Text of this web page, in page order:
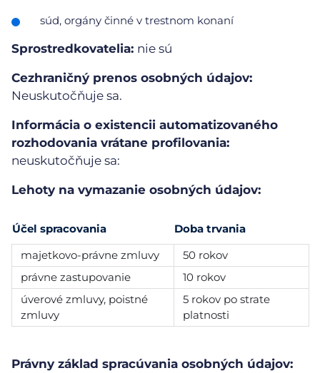
súd, orgány činné v trestnom konaní
Sprostredkovatelia: nie sú
Cezhraničný prenos osobných údajov:
Neuskutočňuje sa.
Informácia o existencii automatizovaného
rozhodovania vrátane profilovania:
neuskutočňuje sa:
Lehoty na vymazanie osobných údajov:
Účel spracovania
Doba trvania
majetkovo-právne zmluvy
50 rokov
právne zastupovanie
10 rokov
úverové zmluvy, poistné
zmluvy
5 rokov po strate
platnosti
Právny základ spracúvania osobných údajov: